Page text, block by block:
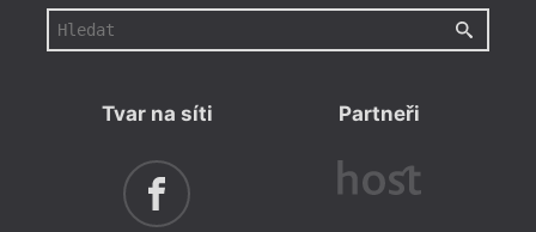
Tvar na síti Partneři